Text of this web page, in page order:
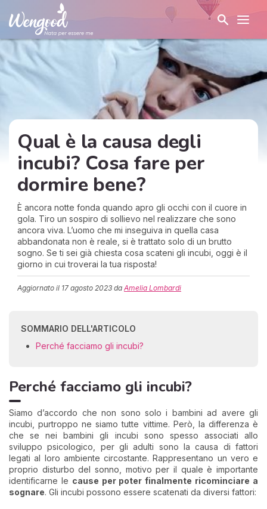
Qual è la causa degli
incubi? Cosa fare per
dormire bene?
È ancora notte fonda quando apro gli occhi con il cuore in
gola. Tiro un sospiro di sollievo nel realizzare che sono
ancora viva. L’uomo che mi inseguiva in quella casa
abbandonata non è reale, si è trattato solo di un brutto
sogno. Se ti sei già chiesta cosa scateni gli incubi, oggi è il
giorno in cui troverai la tua risposta!
Aggiornato il 17 agosto 2023 da Amelia Lombardi
SOMMARIO DELL'ARTICOLO
Perché facciamo gli incubi?
Perché facciamo gli incubi?
Siamo d’accordo che non sono solo i bambini ad avere gli
incubi, purtroppo ne siamo tutte vittime. Però, la differenza è
che se nei bambini gli incubi sono spesso associati allo
sviluppo psicologico, per gli adulti sono la causa di fattori
legati al loro ambiente circostante. Rappresentano un vero e
proprio disturbo del sonno, motivo per il quale è importante
identificarne le cause per poter finalmente ricominciare a
sognare. Gli incubi possono essere scatenati da diversi fattori: